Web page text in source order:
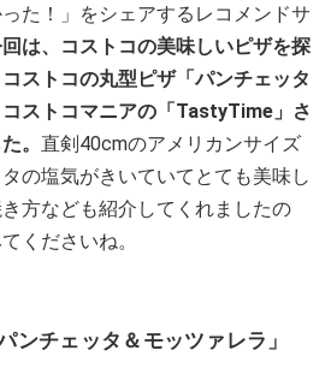
た！」をシェアするレコメンドサ
は、コストコの美味しいピザを探
ストコの丸型ピザ「パンチェッタ
ストコマニアの「TastyTime」さ
。 直剣40cmのアメリカンサイズ
の塩気がきいていてとても美味し
方なども紹介してくれましたの
くださいね。
ンチェッタ＆モッツァレラ」